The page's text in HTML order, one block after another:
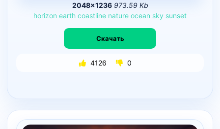
2048×1236 973.59 Kb
horizon earth coastline nature ocean sky sunset
Скачать
4126 0